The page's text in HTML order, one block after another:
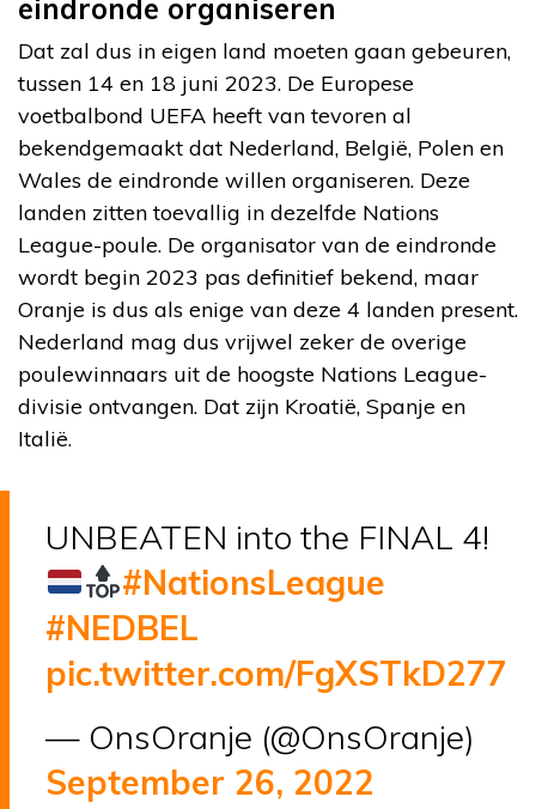
eindronde organiseren
Dat zal dus in eigen land moeten gaan gebeuren,
tussen 14 en 18 juni 2023. De Europese
voetbalbond UEFA heeft van tevoren al
bekendgemaakt dat Nederland, België, Polen en
Wales de eindronde willen organiseren. Deze
landen zitten toevallig in dezelfde Nations
League-poule. De organisator van de eindronde
wordt begin 2023 pas definitief bekend, maar
Oranje is dus als enige van deze 4 landen present.
Nederland mag dus vrijwel zeker de overige
poulewinnaars uit de hoogste Nations League-
divisie ontvangen. Dat zijn Kroatië, Spanje en
Italië.
UNBEATEN into the FINAL 4!
#NationsLeague
#NEDBEL
pic.twitter.com/FgXSTkD277
— OnsOranje (@OnsOranje)
September 26, 2022